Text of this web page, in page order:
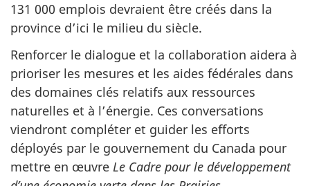
131 000 emplois devraient être créés dans la
province d’ici le milieu du siècle.
Renforcer le dialogue et la collaboration aidera à
prioriser les mesures et les aides fédérales dans
des domaines clés relatifs aux ressources
naturelles et à l’énergie. Ces conversations
viendront compléter et guider les efforts
déployés par le gouvernement du Canada pour
mettre en œuvre Le Cadre pour le développement